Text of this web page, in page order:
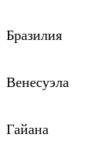
Бразилия
Венесуэла
Гайана